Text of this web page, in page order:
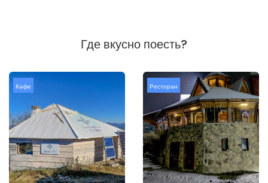
Где вкусно поесть?
Кафе Ресторан